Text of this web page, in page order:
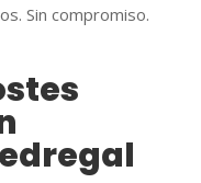
Sin compromiso.